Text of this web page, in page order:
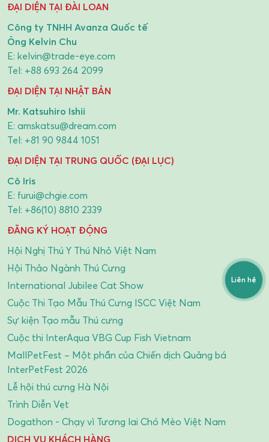
ĐẠI DIỆN TẠI ĐÀI LOAN
Công ty TNHH Avanza Quốc tế
Ông Kelvin Chu
E: kelvin@trade-eye.com
Tel: +88 693 264 2099
ĐẠI DIỆN TẠI NHẬT BẢN
Mr. Katsuhiro Ishii
E: amskatsu@dream.com
Tel: +81 90 9844 1051
ĐẠI DIỆN TẠI TRUNG QUỐC (ĐẠI LỤC)
Cô Iris
E: furui@chgie.com
Tel: +86(10) 8810 2339
ĐĂNG KÝ HOẠT ĐỘNG
Hội Nghị Thú Y Thú Nhỏ Việt Nam
Hội Thảo Ngành Thú Cưng
International Jubilee Cat Show
Cuộc Thi Tạo Mẫu Thú Cưng ISCC Việt Nam
Sự kiện Tạo mẫu Thú cưng
Cuộc thi InterAqua VBG Cup Fish Vietnam
MallPetFest – Một phần của Chiến dịch Quảng bá
InterPetFest 2026
Lễ hội thú cưng Hà Nội
Trình Diễn Vẹt
Dogathon - Chạy vì Tương lai Chó Mèo Việt Nam
DỊCH VỤ KHÁCH HÀNG
Liên hệ